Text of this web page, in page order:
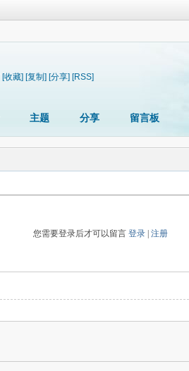
[收藏] [复制] [分享] [RSS]
主题 分享 留言板
您需要登录后才可以留言登录 |注册